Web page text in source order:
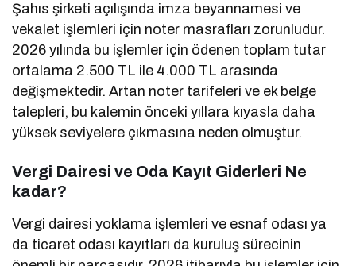
Şahıs şirketi açılışında imza beyannamesi ve
vekalet işlemleri için noter masrafları zorunludur.
2026 yılında bu işlemler için ödenen toplam tutar
ortalama 2.500 TL ile 4.000 TL arasında
değişmektedir. Artan noter tarifeleri ve ek belge
talepleri, bu kalemin önceki yıllara kıyasla daha
yüksek seviyelere çıkmasına neden olmuştur.
Vergi Dairesi ve Oda Kayıt Giderleri Ne
kadar?
Vergi dairesi yoklama işlemleri ve esnaf odası ya
da ticaret odası kayıtları da kuruluş sürecinin